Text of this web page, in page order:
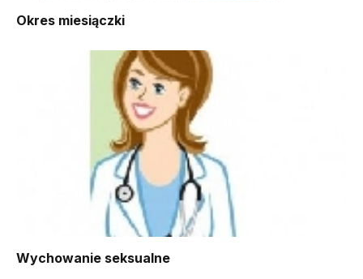
Okres miesiączki
Wychowanie seksualne